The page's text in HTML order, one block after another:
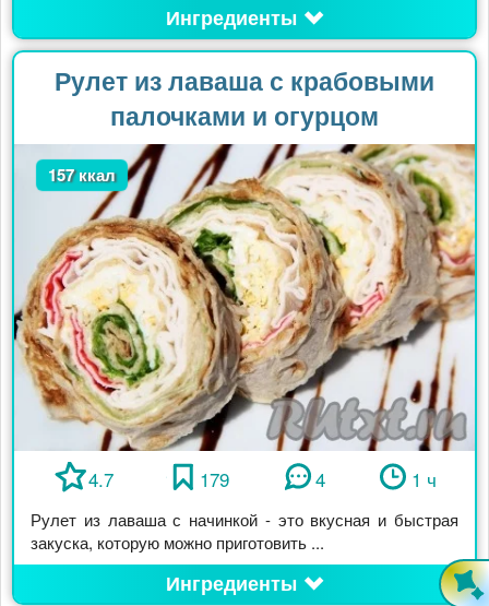
Ингредиенты
Рулет из лаваша с крабовыми
палочками и огурцом
157 ккал
4.7 179 4 1 ч
Рулет из лаваша с начинкой - это вкусная и быстрая
закуска, которую можно приготовить ...
Ингредиенты